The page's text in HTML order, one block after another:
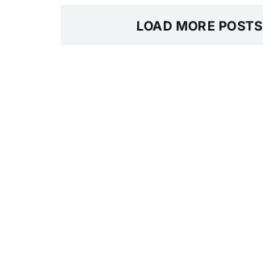
LOAD MORE POSTS